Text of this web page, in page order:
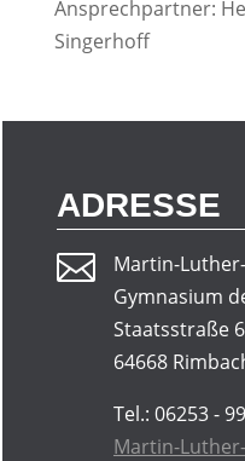
Ansprechpartner:
Singerhoff
ADRESSE

Martin-
Gymnasium
Staatsstraße 6
64668
Tel.: 06253 -
Martin-